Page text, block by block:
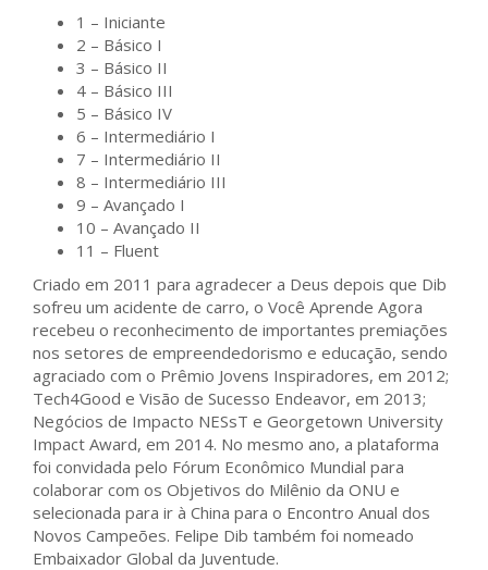
1 – Iniciante
2 – Básico I
3 – Básico II
4 – Básico III
5 – Básico IV
6 – Intermediário I
7 – Intermediário II
8 – Intermediário III
9 – Avançado I
10 – Avançado II
11 – Fluent
Criado em 2011 para agradecer a Deus depois que Dib
sofreu um acidente de carro, o Você Aprende Agora
recebeu o reconhecimento de importantes premiações
nos setores de empreendedorismo e educação, sendo
agraciado com o Prêmio Jovens Inspiradores, em 2012;
Tech4Good e Visão de Sucesso Endeavor, em 2013;
Negócios de Impacto NESsT e Georgetown University
Impact Award, em 2014. No mesmo ano, a plataforma
foi convidada pelo Fórum Econômico Mundial para
colaborar com os Objetivos do Milênio da ONU e
selecionada para ir à China para o Encontro Anual dos
Novos Campeões. Felipe Dib também foi nomeado
Embaixador Global da Juventude.